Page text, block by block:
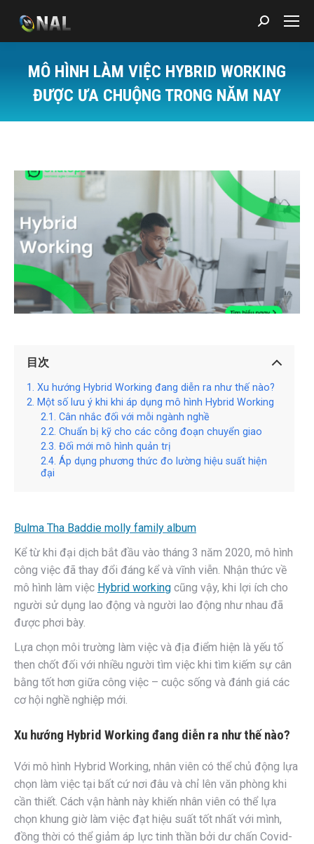
Search:
MÔ HÌNH LÀM VIỆC HYBRID WORKING
ĐƯỢC ƯA CHUỘNG TRONG NĂM NAY
目次
Xu hướng Hybrid Working đang diễn ra như thế nào?
Một số lưu ý khi khi áp dụng mô hình Hybrid Working
Cân nhắc đối với mỗi ngành nghề
Chuẩn bị kỹ cho các công đoạn chuyển giao
Đối mới mô hình quản trị
Áp dụng phương thức đo lường hiệu suất hiện
đại
Bulma Tha Baddie molly family album
Kể từ khi đại dịch bắt đầu vào tháng 3 năm 2020, mô hình
công việc đã thay đổi đáng kể và vĩnh viễn. Nhận thức về
mô hình làm việc Hybrid working cũng vậy, khi lợi ích cho
người sử dụng lao động và người lao động như nhau đã
được phơi bày.
Lựa chọn môi trường làm việc và địa điểm hiện là yếu tố
then chốt đối với nhiều người tìm việc khi tìm kiếm sự cân
bằng tốt hơn giữa công việc – cuộc sống và đánh giá các
cơ hội nghề nghiệp mới.
Xu hướng Hybrid Working đang diễn ra như thế nào?
Với mô hình Hybrid Working, nhân viên có thể chủ động lựa
chọn làm việc tại bất cứ nơi đâu và chỉ lên văn phòng khi
cần thiết. Cách vận hành này khiến nhân viên có thể lựa
chọn khung giờ làm việc đạt hiệu suất tốt nhất với mình,
đồng thời có thể giảm áp lực tinh thần bởi dư chấn Covid-